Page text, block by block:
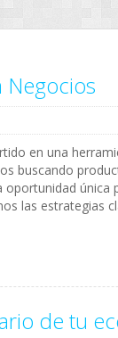
Negocios
en una
buscando
oportunidad única
las estrategias
de tu